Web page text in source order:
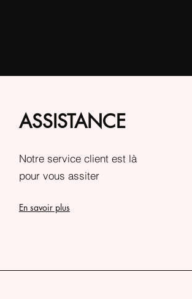
ASSISTANCE
Notre service client est là
pour vous assiter
En savoir plus